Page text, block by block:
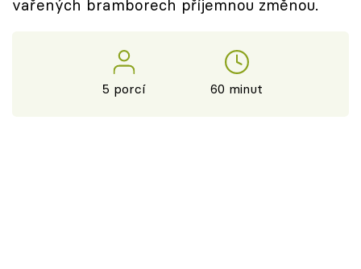
vařených bramborech příjemnou změnou.
5 porcí 60 minut